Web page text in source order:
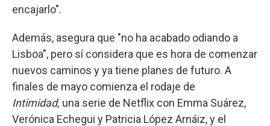
encajarlo".
Además, asegura que "no ha acabado odiando a
Lisboa", pero sí considera que es hora de comenzar
nuevos caminos y ya tiene planes de futuro. A
finales de mayo comienza el rodaje de
Intimidad, una serie de Netflix con Emma Suárez,
Verónica Echegui y Patricia López Arnáiz, y el